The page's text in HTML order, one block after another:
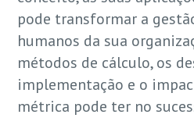
pode transformar a
humanos da sua
métodos de cálculo, os
implementação e o
métrica pode ter no